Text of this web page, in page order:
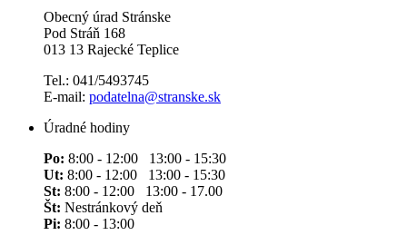
Obecný úrad Stránske
Pod Stráň 168
013 13 Rajecké Teplice
Tel.: 041/5493745
E-mail: podatelna@stranske.sk
Úradné hodiny
Po: 8:00 - 12:00 13:00 - 15:30
Ut: 8:00 - 12:00 13:00 - 15:30
St: 8:00 - 12:00 13:00 - 17.00
Št: Nestránkový deň
Pi: 8:00 - 13:00